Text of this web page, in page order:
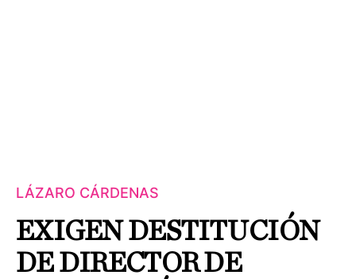
LÁZARO CÁRDENAS
EXIGEN DESTITUCIÓN
DE DIRECTOR DE